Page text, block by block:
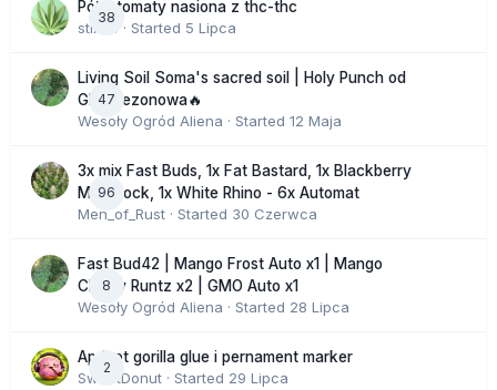
38
Półautomaty nasiona z thc-thc
stix33 · Started 5 Lipca
47
Living Soil Soma's sacred soil | Holy Punch od
GHS sezonowa🔥
Wesoły Ogród Aliena · Started 12 Maja
96
3x mix Fast Buds, 1x Fat Bastard, 1x Blackberry
Moonrock, 1x White Rhino - 6x Automat
Men_of_Rust · Started 30 Czerwca
8
Fast Bud42 | Mango Frost Auto x1 | Mango
Cherry Runtz x2 | GMO Auto x1
Wesoły Ogród Aliena · Started 28 Lipca
2
Apricot gorilla glue i pernament marker
SweetDonut · Started 29 Lipca